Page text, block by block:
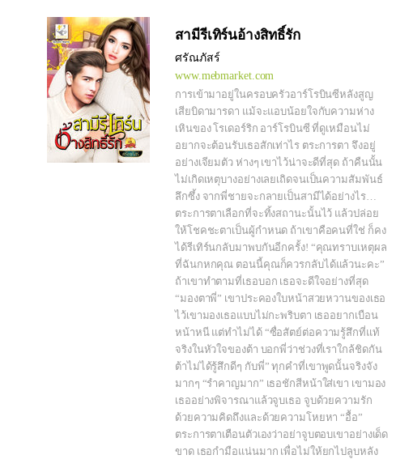
สามีรีเทิร์นอ้างสิทธิ์รัก
ศรัณภัสร์
www.mebmarket.com
การเข้ามาอยู่ในครอบครัวอาร์โรบินซีหลังสูญ
เสียบิดามารดา แม้จะแอบน้อยใจกับความห่าง
เหินของ โรเดอร์ริก อาร์โรบินซี ที่ดูเหมือนไม่
อยากจะต้อนรับเธอสักเท่าไร ตระการตา จึงอยู่
อย่างเจียมตัว ห่างๆ เขาไว้น่าจะดีที่สุด ถ้าคืนนั้น
ไม่เกิดเหตุบางอย่างเลยเถิดจนเป็นความสัมพันธ์
ลึกซึ้ง จากพี่ชายจะกลายเป็นสามีได้อย่างไร…
ตระการตาเลือกที่จะทิ้งสถานะนั้นไว้ แล้วปล่อย
ให้โชคชะตาเป็นผู้กำหนด ถ้าเขาคือคนที่ใช่ ก็คง
ได้รีเทิร์นกลับมาพบกันอีกครั้ง! “คุณทราบเหตุผล
ที่ฉันกหกคุณ ตอนนี้คุณก็ควรกลับได้แล้วนะคะ”
ถ้าเขาทำตามที่เธอบอก เธอจะดีใจอย่างที่สุด
“มองตาพี่” เขาประคองใบหน้าสวยหวานของเธอ
ไว้เขามองเธอแบบไม่กะพริบตา เธออยากเบือน
หน้าหนี แต่ทำไม่ได้ “ซื่อสัตย์ต่อความรู้สึกที่แท้
จริงในหัวใจของต้า บอกพี่ว่าช่วงที่เราใกล้ชิดกัน
ต้าไม่ได้รู้สึกดีๆ กับพี่” ทุกคำที่เขาพูดนั้นจริงจัง
มากๆ “รำคาญมาก” เธอชักสีหน้าใส่เขา เขามอง
เธออย่างพิจารณาแล้วจูบเธอ จูบด้วยความรัก
ด้วยความคิดถึงและด้วยความโหยหา “อื้อ”
ตระการตาเตือนตัวเองว่าอย่าจูบตอบเขาอย่างเด็ด
ขาด เธอกำมือแน่นมาก เพื่อไม่ให้ยกไปลูบหลัง